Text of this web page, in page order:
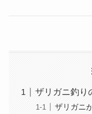
ザリガニ釣り
ザリガニ